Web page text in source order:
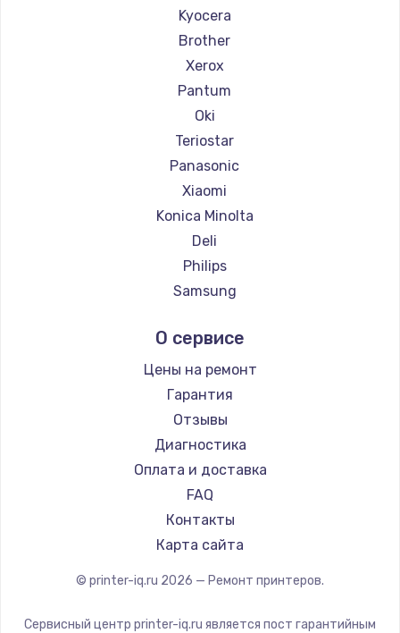
Kyocera
Brother
Xerox
Pantum
Oki
Teriostar
Panasonic
Xiaomi
Konica Minolta
Deli
Philips
Samsung
Lexmark
Sharp
TSC
Fujitsu
Godex
О сервисе
Цены на ремонт
Гарантия
Отзывы
Диагностика
Оплата и доставка
FAQ
Контакты
Карта сайта
© printer-iq.ru 2026 — Ремонт принтеров.
Сервисный центр printer-iq.ru является пост гарантийным